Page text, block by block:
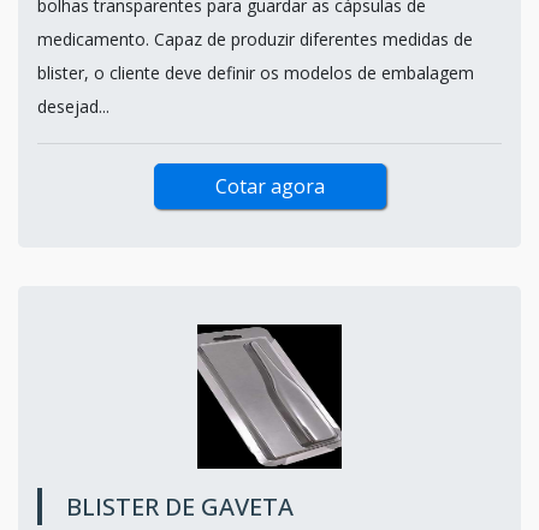
bolhas transparentes para guardar as cápsulas de
medicamento. Capaz de produzir diferentes medidas de
blister, o cliente deve definir os modelos de embalagem
desejad...
Cotar agora
BLISTER DE GAVETA